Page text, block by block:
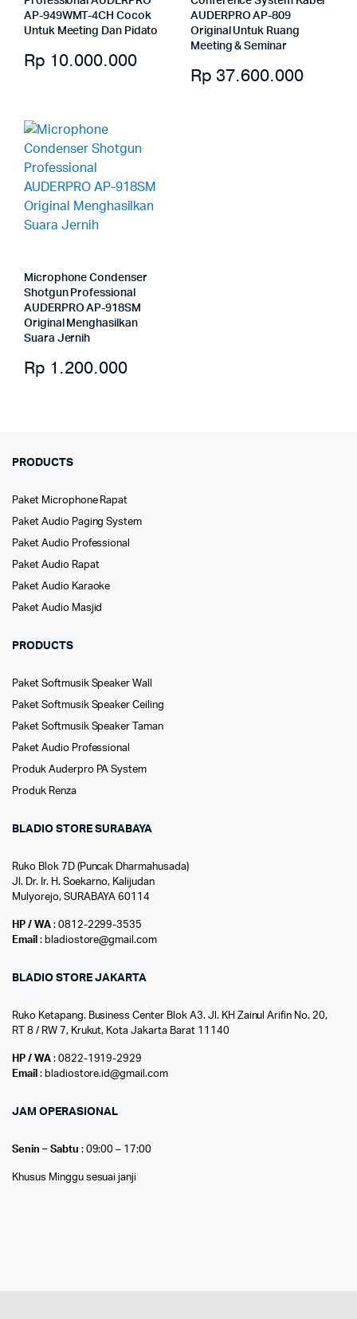
AP-949WMT-4CH Cocok
Untuk Meeting Dan Pidato
Rp 10.000.000
AUDERPRO AP-809
Original Untuk Ruang
Meeting & Seminar
Rp 37.600.000
Microphone Condenser
Shotgun Professional
AUDERPRO AP-918SM
Original Menghasilkan
Suara Jernih
Rp 1.200.000
PRODUCTS
Paket Microphone Rapat
Paket Audio Paging System
Paket Audio Professional
Paket Audio Rapat
Paket Audio Karaoke
Paket Audio Masjid
PRODUCTS
Paket Softmusik Speaker Wall
Paket Softmusik Speaker Ceiling
Paket Softmusik Speaker Taman
Paket Audio Professional
Produk Auderpro PA System
Produk Renza
BLADIO STORE SURABAYA
Ruko Blok 7D (Puncak Dharmahusada)
Jl. Dr. Ir. H. Soekarno, Kalijudan
Mulyorejo, SURABAYA 60114
HP / WA: 0812-2299-3535
Email : bladiostore@gmail.com
BLADIO STORE JAKARTA
Ruko Ketapang. Business Center Blok A3. Jl. KH Zainul Arifin No. 20,
RT 8 / RW 7, Krukut, Kota Jakarta Barat 11140
HP / WA: 0822-1919-2929
Email : bladiostore.id@gmail.com
JAM OPERASIONAL
Senin – Sabtu : 09:00 – 17:00
Khusus Minggu sesuai janji